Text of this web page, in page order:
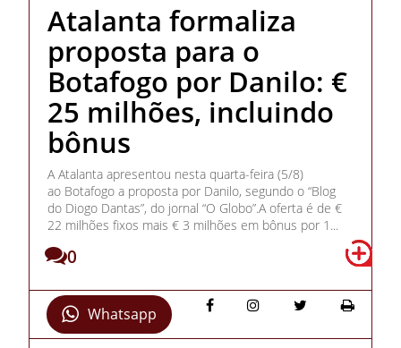
Atalanta formaliza
proposta para o
Botafogo por Danilo: €
25 milhões, incluindo
bônus
A Atalanta apresentou nesta quarta-feira (5/8)
ao Botafogo a proposta por Danilo, segundo o “Blog
do Diogo Dantas”, do jornal “O Globo”.A oferta é de €
22 milhões fixos mais € 3 milhões em bônus por 1...
0
Whatsapp